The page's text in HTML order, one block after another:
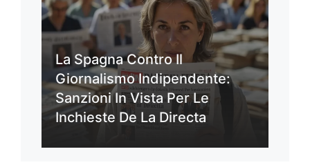
La Spagna Contro Il
Giornalismo Indipendente:
Sanzioni In Vista Per Le
Inchieste De La Directa